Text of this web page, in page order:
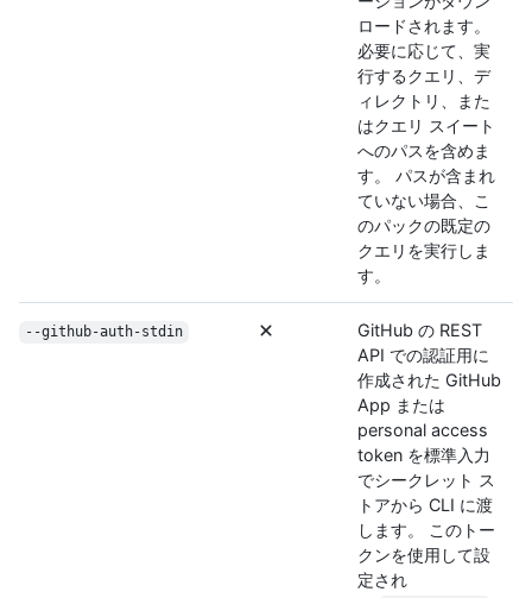
ロードされます。
必要に応じて、実
行するクエリ、デ
ィレクトリ、また
はクエリ スイート
へのパスを含めま
す。 パスが含まれ
ていない場合、こ
のパックの既定の
クエリを実行しま
す。
--github-auth-stdin
GitHub の REST
API での認証用に
作成された GitHub
App または
personal access
token を標準入力
でシークレット ス
トアから CLI に渡
します。 このトー
クンを使用して設
定され